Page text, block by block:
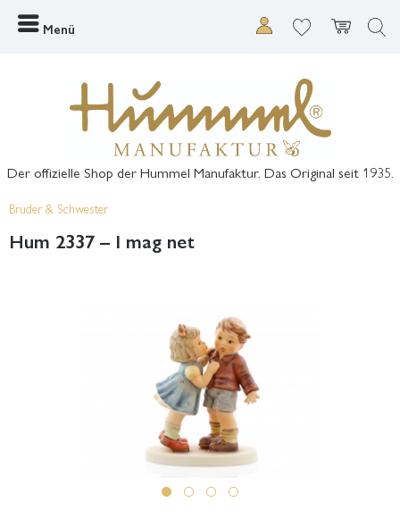
Menü
Der offizielle Shop der Hummel Manufaktur. Das Original seit 1935.
Bruder & Schwester
Hum 2337 – I mag net